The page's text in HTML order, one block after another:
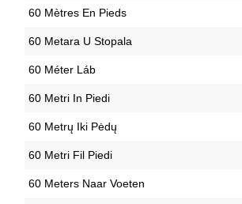
‎60 Mètres En Pieds
‎60 Metara U Stopala
‎60 Méter Láb
‎60 Metri In Piedi
‎60 Metrų Iki Pėdų
‎60 Metri Fil Piedi
‎60 Meters Naar Voeten